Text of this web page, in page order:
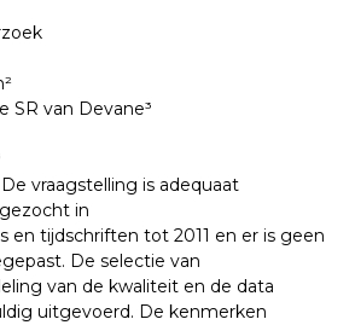
SR van Devane³
vraagstelling is adequaat
in
en tijdschriften tot 2011 en er is geen
De selectie van
van de kwaliteit en de data
uitgevoerd. De kenmerken